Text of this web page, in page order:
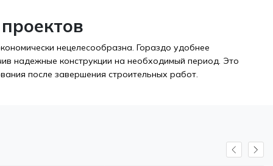
нецелесообразна. Гораздо удобнее
надежные конструкции на необходимый период. Это
после завершения строительных работ.